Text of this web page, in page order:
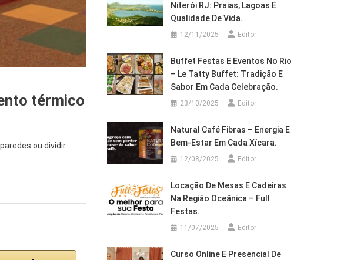
térmico
ou dividir
Niterói RJ: Praias, Lagoas E
Qualidade De Vida.
12/11/2025 Editor
Buffet Festas E Eventos No Rio
– Le Tatty Buffet: Tradição E
Sabor Em Cada Celebração.
23/10/2025 Editor
Natural Café Fibras – Energia E
Bem-Estar Em Cada Xícara.
12/08/2025 Editor
Locação De Mesas E Cadeiras
Na Região Oceânica – Full
Festas.
11/07/2025 Editor
Curso Online E Presencial De